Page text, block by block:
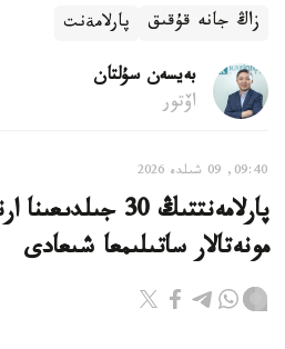
زاڭ جانە قۇقىق پارلامةنت
بەيسەن سۇلتان
اۆتور
09:40, 09 شىلدە 2026
پارلامەنتتىڭ 30
مونەتالار ساتىلىمعا شىعادى